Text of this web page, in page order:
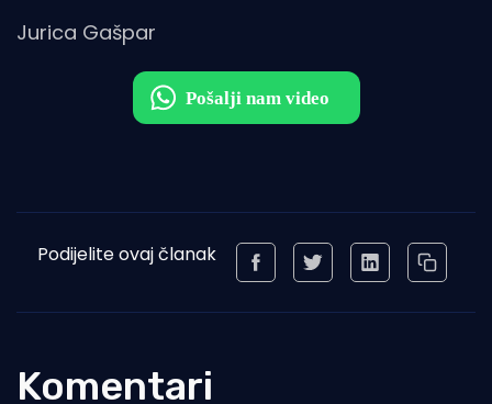
Jurica Gašpar
Podijelite ovaj članak
Komentari